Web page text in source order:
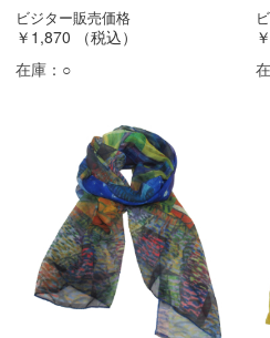
ビジター販売価格
￥1,870
（税込）
在庫： ○